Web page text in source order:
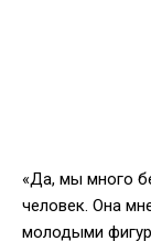
«Да, мы много
человек. Она
молодыми